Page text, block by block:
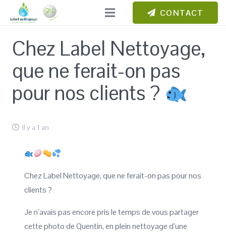
CONTACT
Chez Label Nettoyage,
que ne ferait-on pas
pour nos clients ?
il y a 1 an
Chez Label Nettoyage, que ne ferait-on pas pour nos
clients ?
Je n’avais pas encore pris le temps de vous partager
cette photo de Quentin, en plein nettoyage d’une